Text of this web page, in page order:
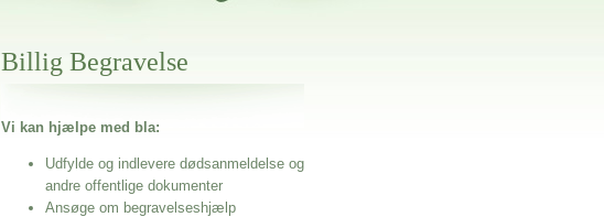
Billig Begravelse
Vi kan hjælpe med bla:
Udfylde og indlevere dødsanmeldelse og
andre offentlige dokumenter
Ansøge om begravelseshjælp